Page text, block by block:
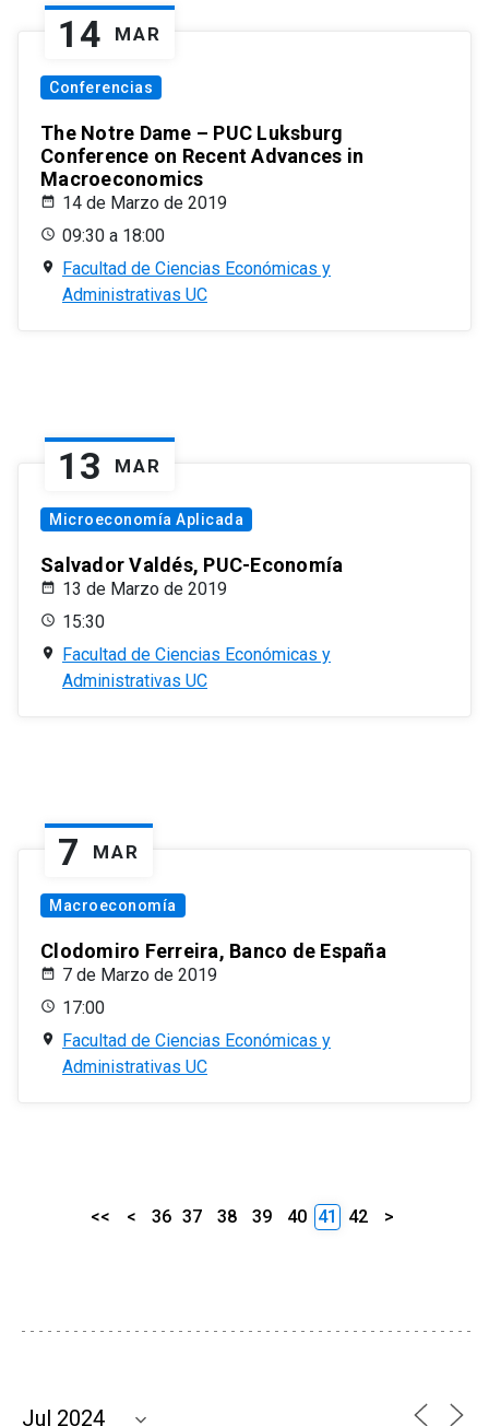
14 MAR
Conferencias
The Notre Dame – PUC Luksburg
Conference on Recent Advances in
Macroeconomics
14 de Marzo de 2019
09:30 a 18:00
Facultad de Ciencias Económicas y
Administrativas UC
13 MAR
Microeconomía Aplicada
Salvador Valdés, PUC-Economía
13 de Marzo de 2019
15:30
Facultad de Ciencias Económicas y
Administrativas UC
7 MAR
Macroeconomía
Clodomiro Ferreira, Banco de España
7 de Marzo de 2019
17:00
Facultad de Ciencias Económicas y
Administrativas UC
<< < 36 37 38 39 40 41 42 >